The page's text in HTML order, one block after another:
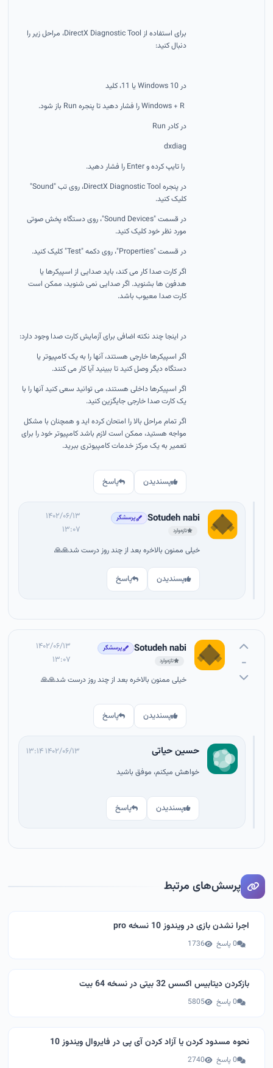
برای استفاده از DirectX Diagnostic Tool، مراحل زیر را
دنبال کنید:
در Windows 10 یا 11، کلید
در کادر Run
dxdiag
را تایپ کرده و Enter را فشار دهید.
در پنجره DirectX Diagnostic Tool، روی تب "Sound"
کلیک کنید.
در قسمت "Sound Devices"، روی دستگاه پخش صوتی
مورد نظر خود کلیک کنید.
در قسمت "Properties"، روی دکمه "Test" کلیک کنید.
اگر کارت صدا کار می کند، باید صدایی از اسپیکرها یا
هدفون ها بشنوید. اگر صدایی نمی شنوید، ممکن است
کارت صدا معیوب باشد.
در اینجا چند نکته اضافی برای آزمایش کارت صدا وجود دارد:
اگر اسپیکرها خارجی هستند، آنها را به یک کامپیوتر یا
دستگاه دیگر وصل کنید تا ببینید آیا کار می کنند.
اگر اسپیکرها داخلی هستند، می توانید سعی کنید آنها را با
یک کارت صدا خارجی جایگزین کنید.
اگر تمام مراحل بالا را امتحان کرده اید و همچنان با مشکل
مواجه هستید، ممکن است لازم باشد کامپیوتر خود را برای
تعمیر به یک مرکز خدمات کامپیوتری ببرید.
پسندیدن پاسخ
Sotudeh nabi پرسشگر
تازه‌وارد
۱۴۰۲/۰۶/۱۳
۱۳:۰۷
خیلی ممنون بالاخره بعد از چند روز درست شد🙏🙏
پسندیدن پاسخ
-
Sotudeh nabi پرسشگر
تازه‌وارد
۱۴۰۲/۰۶/۱۳
۱۳:۰۷
خیلی ممنون بالاخره بعد از چند روز درست شد🙏🙏
پسندیدن پاسخ
حسین حیاتی
۱۴۰۲/۰۶/۱۳ ۱۳:۱۴
خواهش میکنم، موفق باشید
پسندیدن پاسخ
پرسش‌های مرتبط
اجرا نشدن بازی در ویندوز 10 نسخه pro
0 پاسخ 1736
بازکردن دیتابیس اکسس 32 بیتی در نسخه 64 بیت
0 پاسخ 5805
نحوه مسدود کردن یا آزاد کردن آی پی در فایروال ویندوز 10
0 پاسخ 2740